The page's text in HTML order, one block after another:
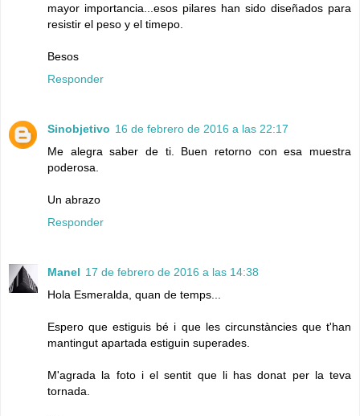
mayor importancia...esos pilares han sido diseñados para
resistir el peso y el timepo.
Besos
Responder
Sinobjetivo 16 de febrero de 2016 a las 22:17
Me alegra saber de ti. Buen retorno con esa muestra
poderosa.
Un abrazo
Responder
Manel 17 de febrero de 2016 a las 14:38
Hola Esmeralda, quan de temps...
Espero que estiguis bé i que les circunstàncies que t'han
mantingut apartada estiguin superades.
M'agrada la foto i el sentit que li has donat per la teva
tornada.